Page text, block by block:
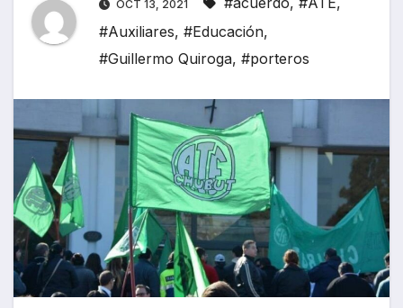
OCT 13, 2021
#Auxiliares, #Educación,
#Guillermo Quiroga, #porteros